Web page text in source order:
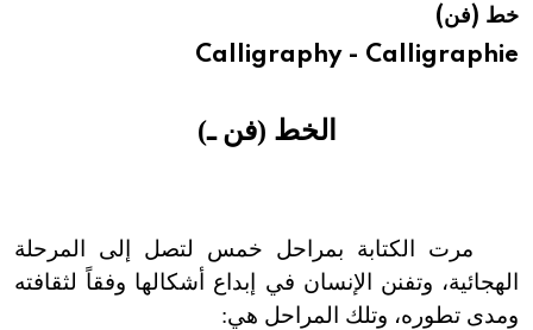
هيئة الموسوعة العربية تطلق موسوعات جديدة في عام 2026خط (فن)
Calligraphy - Calligraphie
الخط (فن ـ)
مرت الكتابة بمراحل خمس لتصل إلى المرحلة
الهجائية، وتفنن الإنسان في إبداع أشكالها وفقاً لثقافته
ومدى تطوره، وتلك المراحل هي: